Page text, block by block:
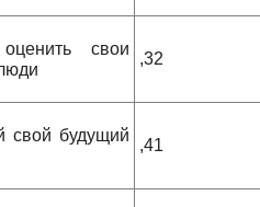
свои
,32
свой будущий
,41